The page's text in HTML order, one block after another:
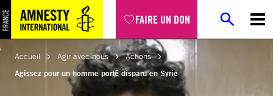
FAIRE UN DON
Aller
au
contenu
Accueil Agir avec nous
Actions
Agissez pour un homme porté disparu en Syrie